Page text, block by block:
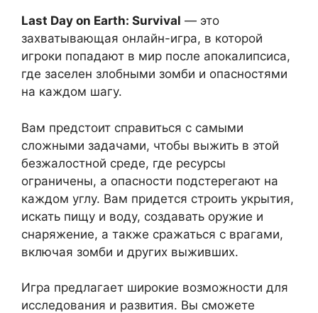
Last Day on Earth: Survival — это
захватывающая онлайн-игра, в которой
игроки попадают в мир после апокалипсиса,
где заселен злобными зомби и опасностями
на каждом шагу.
Вам предстоит справиться с самыми
сложными задачами, чтобы выжить в этой
безжалостной среде, где ресурсы
ограничены, а опасности подстерегают на
каждом углу. Вам придется строить укрытия,
искать пищу и воду, создавать оружие и
снаряжение, а также сражаться с врагами,
включая зомби и других выживших.
Игра предлагает широкие возможности для
исследования и развития. Вы сможете